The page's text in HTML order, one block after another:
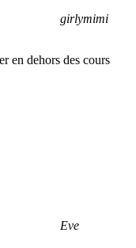
girlymimi
en dehors des cours
Eve